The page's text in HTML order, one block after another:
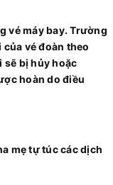
vé máy bay. Trường
vé đoàn theo
sẽ bị hủy hoặc
hoàn do điều
mẹ tự túc các dịch